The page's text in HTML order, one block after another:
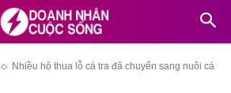
Nhiều hộ thua lỗ cá tra đã chuyển sang nuôi cá